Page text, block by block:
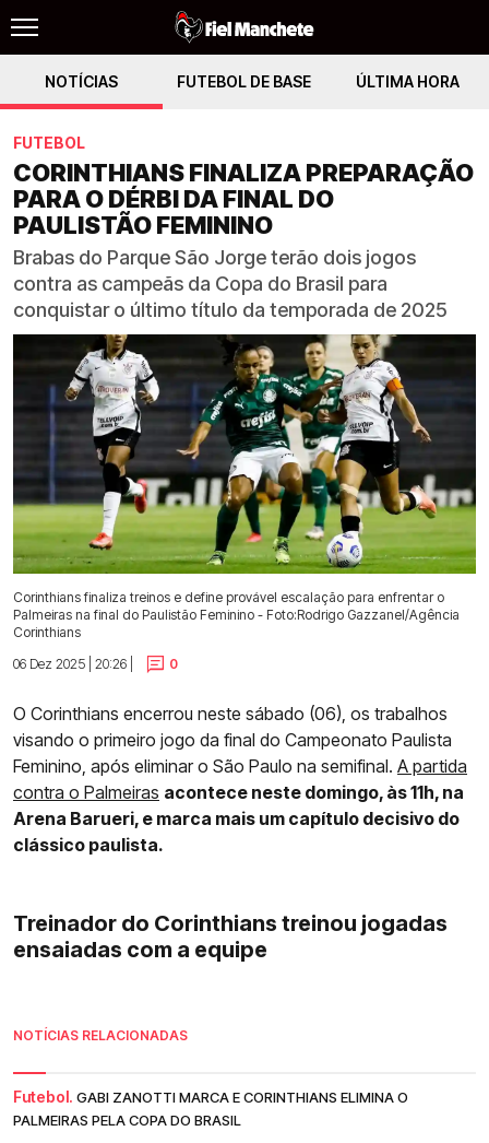
NOTÍCIAS FUTEBOL DE BASE ÚLTIMA HORA
FUTEBOL
CORINTHIANS FINALIZA PREPARAÇÃO
PARA O DÉRBI DA FINAL DO
PAULISTÃO FEMININO
Brabas do Parque São Jorge terão dois jogos
contra as campeãs da Copa do Brasil para
conquistar o último título da temporada de 2025
Corinthians finaliza treinos e define provável escalação para enfrentar o
Palmeiras na final do Paulistão Feminino - Foto:Rodrigo Gazzanel/Agência
Corinthians
06 Dez 2025 | 20:26 |
0
O Corinthians encerrou neste sábado (06), os trabalhos
visando o primeiro jogo da final do Campeonato Paulista
Feminino, após eliminar o São Paulo na semifinal. A partida
contra o Palmeiras acontece neste domingo, às 11h, na
Arena Barueri, e marca mais um capítulo decisivo do
clássico paulista.
Treinador do Corinthians treinou jogadas
ensaiadas com a equipe
NOTÍCIAS RELACIONADAS
Futebol. GABI ZANOTTI MARCA E CORINTHIANS ELIMINA O
PALMEIRAS PELA COPA DO BRASIL